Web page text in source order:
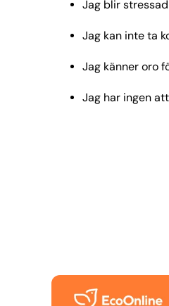
Jag blir
Jag kan inte ta
Jag känner oro
Jag har ingen